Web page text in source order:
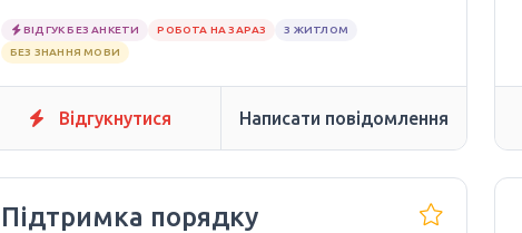
ВІДГУК БЕЗ АНКЕТИ РОБОТА НА ЗАРАЗ
З ЖИТЛОМ
БЕЗ ЗНАННЯ МОВИ
Відгукнутися Написати повідомлення
Підтримка порядку